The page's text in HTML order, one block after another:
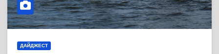
ДАЙДЖЕСТ